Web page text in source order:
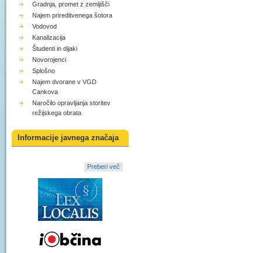
Gradnja, promet z zemljišči
Najem prireditvenega šotora
Vodovod
Kanalizacija
Študenti in dijaki
Novorojenci
Splošno
Najem dvorane v VGD
Cankova
Naročilo opravljanja storitev
režijskega obrata
Informacije javnega značaja
Preberi več